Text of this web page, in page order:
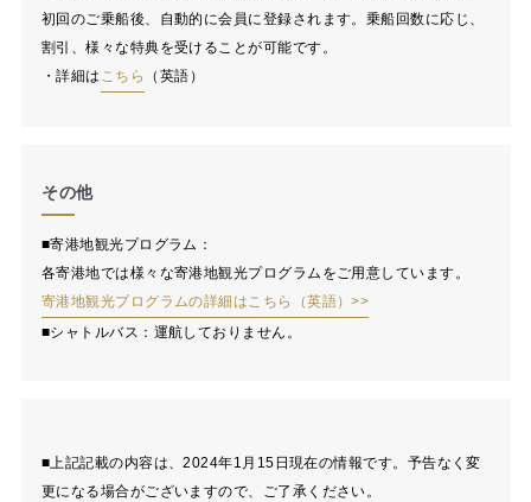
初回のご乗船後、自動的に会員に登録されます。乗船回数に応じ、
割引、様々な特典を受けることが可能です。
・詳細は こちら （英語）
その他
■寄港地観光プログラム：
各寄港地では様々な寄港地観光プログラムをご用意しています。
寄港地観光プログラムの詳細はこちら（英語）>>
■シャトルバス：運航しておりません。
■上記記載の内容は、2024年1月15日現在の情報です。予告なく変
更になる場合がございますので、ご了承ください。